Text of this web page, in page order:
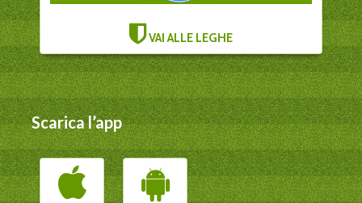
VAI ALLE LEGHE
Scarica l’app